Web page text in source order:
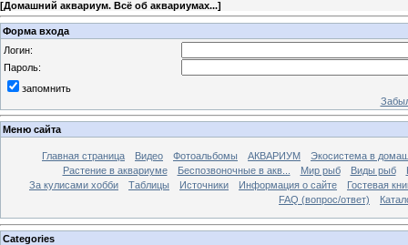
[Домашний аквариум. Всё об аквариумах...]
Форма входа
Логин:
Пароль:
запомнить
Меню сайта
Главная страница Видео Фотоальбомы АКВАРИУМ
Экосистема в
Растение в аквариуме
Беспозвоночные в акв... Мир рыб Виды рыб
За кулисами хобби
Таблицы Источники Информация о сайте
Гостевая
FAQ (вопрос/ответ)
Categories